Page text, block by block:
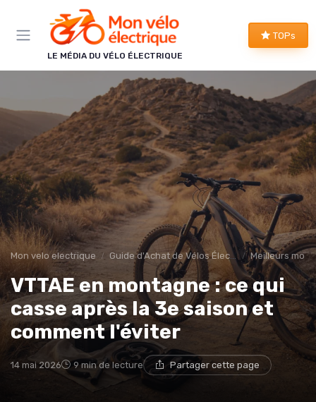
LE MÉDIA DU VÉLO ÉLECTRIQUE
TOPs
Mon velo electrique Guide d'Achat de Vélos Électriques Meilleurs
VTTAE en montagne : ce qui
casse après la 3e saison et
comment l'éviter
14 mai 2026 9 min de lecture Partager cette page
Panneau de gestion des cookies